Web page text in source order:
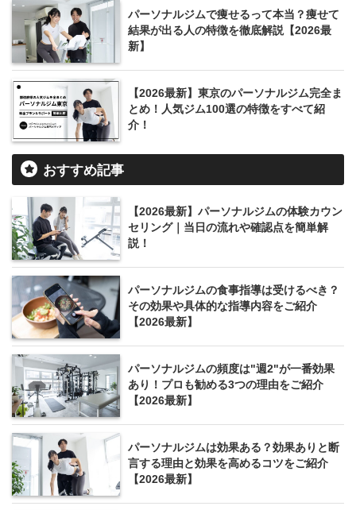
パーソナルジムで痩せるって本当？痩せて
結果が出る人の特徴を徹底解説【2026最
新】
【2026最新】東京のパーソナルジム完全ま
とめ！人気ジム100選の特徴をすべて紹
介！
おすすめ記事
【2026最新】パーソナルジムの体験カウン
セリング｜当日の流れや確認点を簡単解
説！
パーソナルジムの食事指導は受けるべき？
その効果や具体的な指導内容をご紹介
【2026最新】
パーソナルジムの頻度は"週2"が一番効果
あり！プロも勧める3つの理由をご紹介
【2026最新】
パーソナルジムは効果ある？効果ありと断
言する理由と効果を高めるコツをご紹介
【2026最新】